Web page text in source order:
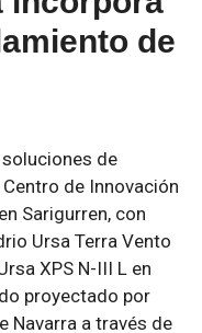
de
de
de Innovación
Sarigurren, con
Ursa Terra Vento
XPS N-III L en
proyectado por
Navarra a través de